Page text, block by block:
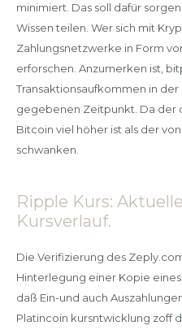
minimiert. Das soll dafür
Wissen teilen. Wer sich mit
Zahlungsnetzwerke in Form
erforschen. Anzumerken ist,
Transaktionsaufkommen in
gegebenen Zeitpunkt. Da der
Bitcoin viel höher ist als der
schwanken.
Ripple Kurs:
Kursverlauf.
Die Verifizierung des
Hinterlegung einer Kopie
daß Ein-und auch
Platincoin kursntwicklung zoff